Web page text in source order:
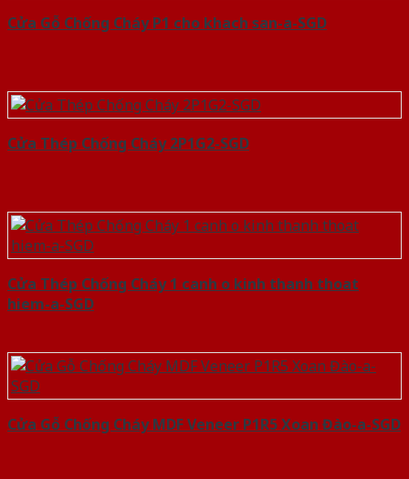
Cửa Gỗ Chống Cháy P1 cho khach san-a-SGD
Cửa Thép Chống Cháy 2P1G2-SGD
Cửa Thép Chống Cháy 1 canh o kinh thanh thoat
hiem-a-SGD
Cửa Gỗ Chống Cháy MDF Veneer P1R5 Xoan Đào-a-SGD